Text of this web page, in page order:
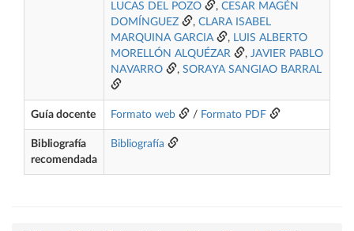
LUCAS DEL POZO
, CESAR MAGÉN
DOMÍNGUEZ
, CLARA ISABEL
MARQUINA GARCIA
, LUIS ALBERTO
MORELLÓN ALQUÉZAR
, JAVIER PABLO
NAVARRO
, SORAYA SANGIAO BARRAL
Guía docente Formato web / Formato PDF
Bibliografía
recomendada
Bibliografía